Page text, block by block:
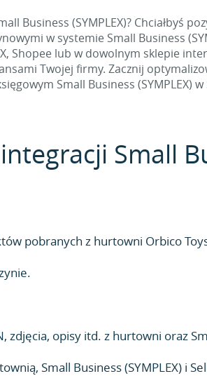
Business (SYMPLEX)? Chciałbyś
w systemie Small Business
Shopee lub w dowolnym sklepie
Twojej firmy. Zacznij
Small Business (SYMPLEX) w
Small
pobranych z hurtowni Orbico
opisy itd. z hurtowni oraz
Small Business (SYMPLEX) i